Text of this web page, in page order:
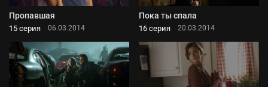
Пропавшая
15 серия 06.03.2014
Пока ты спала
16 серия 20.03.2014